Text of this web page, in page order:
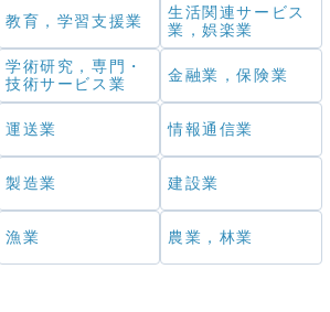
教育，学習支援業
生活関連サービス
業，娯楽業
学術研究，専門・
技術サービス業
金融業，保険業
運送業 情報通信業
製造業 建設業
漁業 農業，林業